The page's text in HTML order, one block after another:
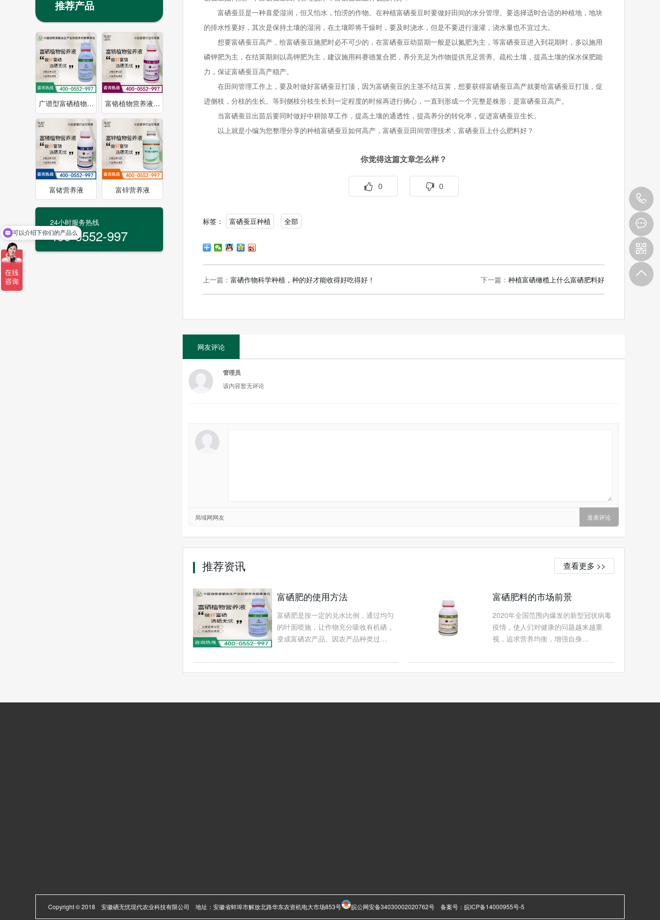
推荐产品
广谱型富硒植物… 富铬植物营养液…
富锗营养液 富锌营养液
24小时服务热线
400-0552-997
富硒蚕豆是一种喜爱湿润，但又怕水，怕涝的作物。在种植富硒蚕豆时要做好田间的水分管理。要选择适时合适的种植地，地块
的排水性要好，其次是保持土壤的湿润，在土壤即将干燥时，要及时浇水，但是不要进行漫灌，浇水量也不宜过大。
想要富硒蚕豆高产，给富硒蚕豆施肥时必不可少的，在富硒蚕豆幼苗期一般是以氮肥为主，等富硒蚕豆进入到花期时，多以施用
磷钾肥为主，在结荚期则以高钾肥为主，建议施用科赛德复合肥，养分充足为作物提供充足营养。疏松土壤，提高土壤的保水保肥能
力，保证富硒蚕豆高产稳产。
在田间管理工作上，要及时做好富硒蚕豆打顶，因为富硒蚕豆的主茎不结豆荚，想要获得富硒蚕豆高产就要给富硒蚕豆打顶，促
进侧枝，分枝的生长。等到侧枝分枝生长到一定程度的时候再进行摘心，一直到形成一个完整是株形，是富硒蚕豆高产。
当富硒蚕豆出苗后要同时做好中耕除草工作，提高土壤的通透性，提高养分的转化率，促进富硒蚕豆生长。
以上就是小编为您整理分享的种植富硒蚕豆如何高产，富硒蚕豆田间管理技术，富硒蚕豆上什么肥料好？
你觉得这篇文章怎么样？
0 0
标签： 富硒蚕豆种植 全部
上一篇： 富硒作物科学种植，种的好才能收得好吃得好！ 下一篇： 种植富硒橄榄上什么富硒肥料好
网友评论
管理员
该内容暂无评论
局域网网友
查看更多 >>
推荐资讯
富硒肥的使用方法
富硒肥是按一定的兑水比例，通过均匀
的叶面喷施，让作物充分吸收有机硒，
变成富硒农产品。因农产品种类过…
富硒肥料的市场前景
2020年全国范围内爆发的新型冠状病毒
疫情，使人们对健康的问题越来越重
视，追求营养均衡，增强自身…
在线留言
联系我们
立即订购
饲用酵母硒
Copyright © 2018 安徽硒无忧现代农业科技有限公司 地址：安徽省蚌埠市解放北路华东农资机电大市场853号 皖公网安备34030002020762号 备案号： 皖ICP备14000955号-5
你们是怎么收费的呢